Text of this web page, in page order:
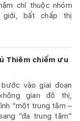
chí thuộc nhóm
bất chấp thị
Thiêm chiếm ưu
vào giai đoạn
gian đô thị,
“một trung tâm –
“đa trung tâm”